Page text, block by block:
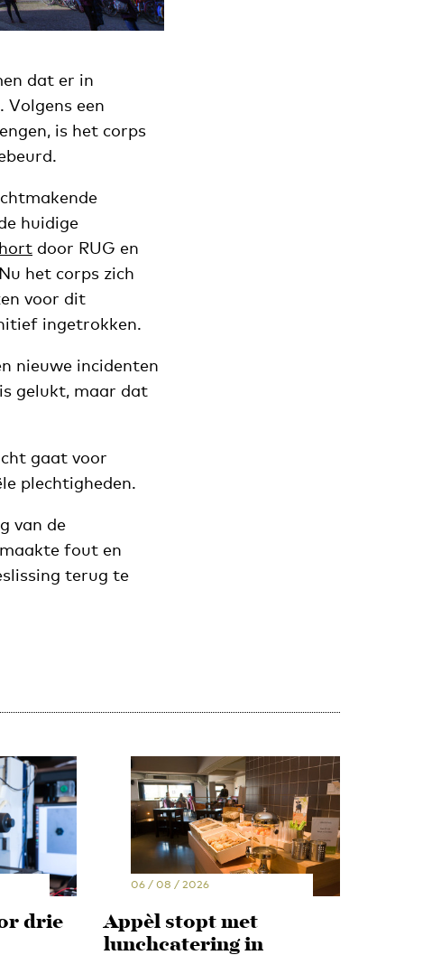
dat er in
. Volgens een
is het corps
huidige
door RUG en
het corps zich
voor dit
ingetrokken.
nieuwe incidenten
gelukt, maar dat
gaat voor
plechtigheden.
van de
fout en
terug te
drie
06 / 08 / 2026
Appèl stopt met
lunchcatering in